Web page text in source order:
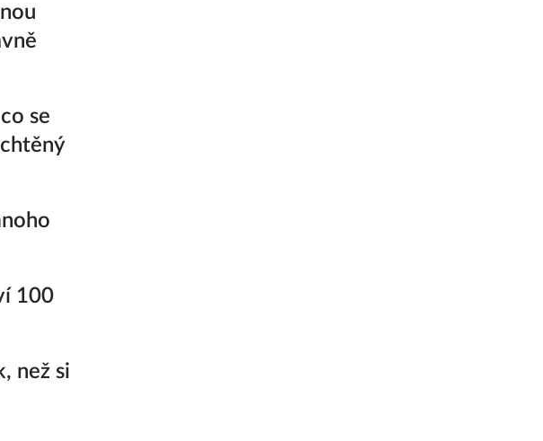
se
100
než si